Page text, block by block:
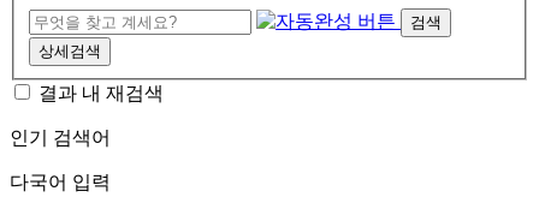
검색
상세검색
결과 내 재검색
인기 검색어
다국어 입력